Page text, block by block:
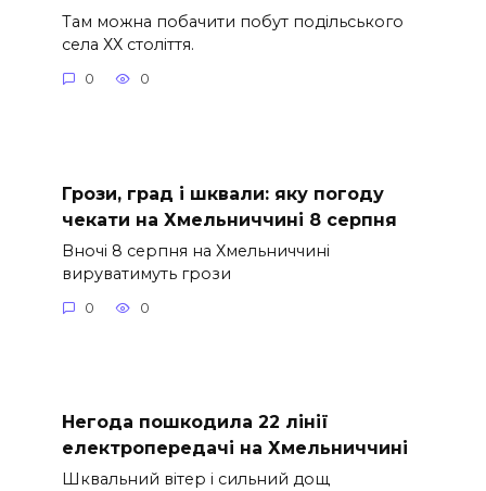
Там можна побачити побут подільського
села ХХ століття.
0 0
Грози, град і шквали: яку погоду
чекати на Хмельниччині 8 серпня
Вночі 8 серпня на Хмельниччині
вируватимуть грози
0 0
Негода пошкодила 22 лінії
електропередачі на Хмельниччині
Шквальний вітер і сильний дощ